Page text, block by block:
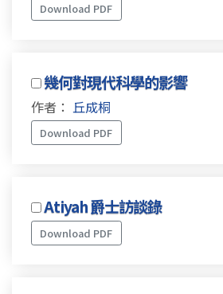
Download PDF
幾何對現代科學的影響
作者： 丘成桐
Download PDF
Atiyah 爵士訪談錄
Download PDF